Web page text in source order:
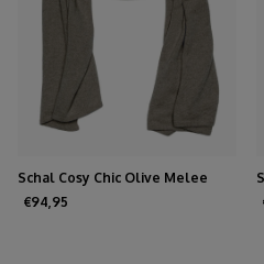
Schal Cosy Chic Olive Melee
€94,95